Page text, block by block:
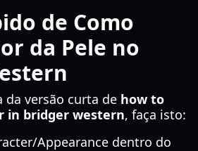
de Como
da Pele no
da versão curta de how to
in bridger western, faça isto:
Appearance dentro do